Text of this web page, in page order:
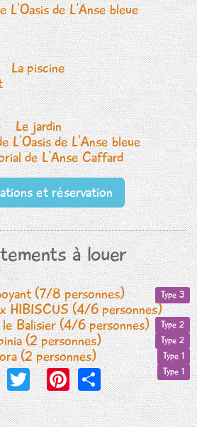
L'Oasis de L'Anse bleue
La piscine
Le jardin
L'Oasis de L'Anse bleue
de L'Anse Caffard
et réservation
à louer
Type 3
(7/8 personnes)
Type 2
HIBISCUS (4/6 personnes)
Type 2
Balisier (4/6 personnes)
Type 1
(2 personnes)
Type 1
(2 personnes)
TwitterPinterest
Share